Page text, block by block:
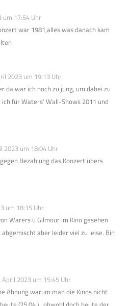
um 17:54 Uhr
war 1981,alles was danach kam
2023 um 19:13 Uhr
da war ich noch zu jung, um dabei zu
für Waters’ Wall-Shows 2011 und
2023 um 18:04 Uhr
Bezahlung das Konzert übers
um 18:15 Uhr
Warers u Gilmour im Kino gesehen
aber leider viel zu leise. Bin
April 2023 um 15:45 Uhr
Ahnung warum man die Kinos nicht